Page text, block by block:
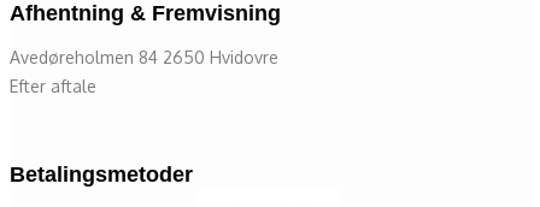
Afhentning & Fremvisning
Avedøreholmen 84 2650 Hvidovre
Efter aftale
Betalingsmetoder